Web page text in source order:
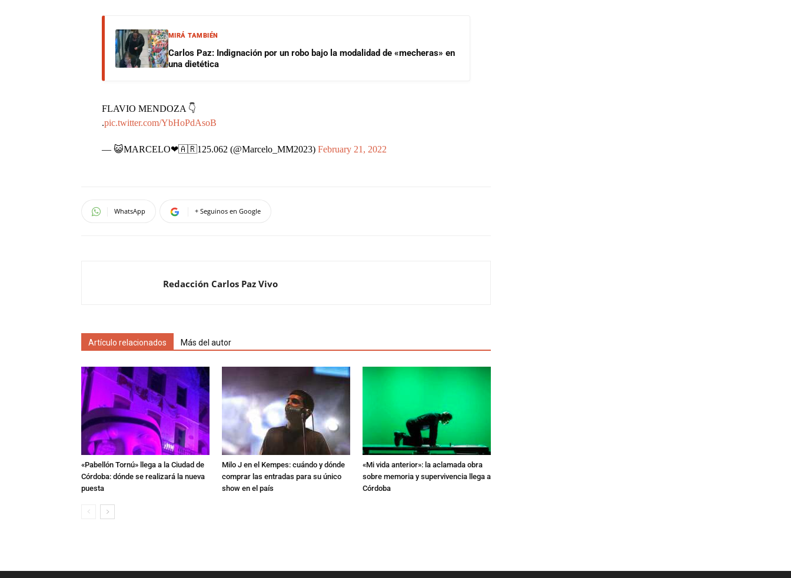
MIRÁ TAMBIÉN
Carlos Paz: Indignación por un robo bajo la modalidad de «mecheras» en
una dietética
FLAVIO MENDOZA 👇
.pic.twitter.com/YbHoPdAsoB
— ️😺MARCELO❤🇦🇷125.062 (@Marcelo_MM2023) February 21, 2022
WhatsApp + Seguinos en Google
Redacción Carlos Paz Vivo
Artículo relacionados Más del autor
«Pabellón Tornú» llega a la Ciudad de
Córdoba: dónde se realizará la nueva
puesta
Milo J en el Kempes: cuándo y dónde
comprar las entradas para su único
show en el país
«Mi vida anterior»: la aclamada obra
sobre memoria y supervivencia llega a
Córdoba